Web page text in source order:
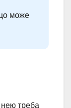
може
нею треба